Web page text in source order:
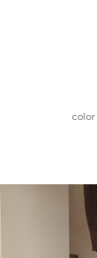
color